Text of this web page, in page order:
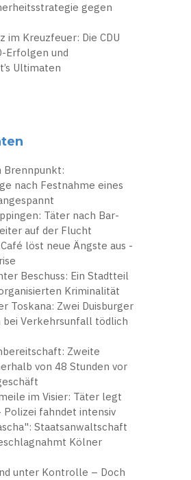
gegen
im Kreuzfeuer: Die CDU
Erfolgen und
Ultimaten
Brennpunkt:
nach Festnahme eines
Täter nach Bar-
auf der Flucht
löst neue Ängste aus -
Beschuss: Ein Stadtteil
Kriminalität
Toskana: Zwei Duisburger
bei Verkehrsunfall tödlich
Zweite
von 48 Stunden vor
im Visier: Täter legt
Polizei fahndet intensiv
Staatsanwaltschaft
Kölner
unter Kontrolle – Doch